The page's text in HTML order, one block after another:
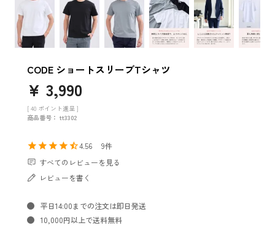
CODE ショートスリーブTシャツ
¥ 3,990
[ 40 ポイント進呈 ]
商品番号
tt3302
4.56
9
すべてのレビューを見る
レビューを書く
平日14:00までの注文は即日発送
10,000円以上で送料無料